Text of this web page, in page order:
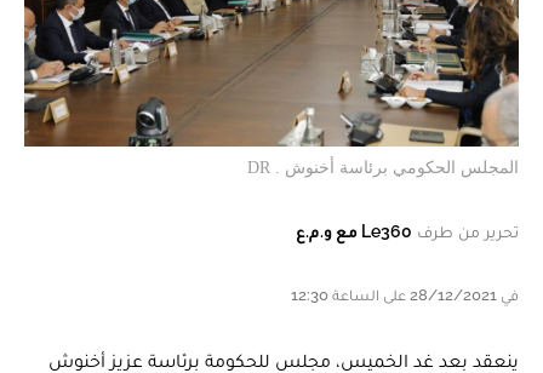
المجلس الحكومي برئاسة أخنوش . DR
تحرير من طرف Le360 مع و.م.ع
في 28/12/2021 على الساعة 12:30
ينعقد بعد غد الخميس، مجلس للحكومة برئاسة عزيز أخنوش